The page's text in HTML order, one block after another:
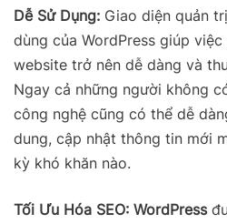
Dễ Sử Dụng: Giao diện quản
dùng của WordPress giúp
website trở nên dễ dàng và
Ngay cả những người không
công nghệ cũng có thể dễ
dung, cập nhật thông tin mới
kỳ khó khăn nào.
Tối Ưu Hóa SEO: WordPress